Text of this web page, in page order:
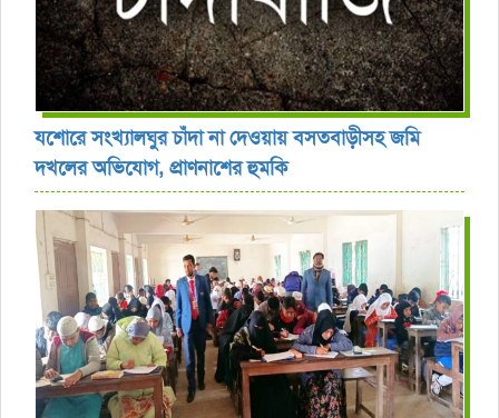
যশোরে সংখ্যালঘুর চাঁদা না দেওয়ায় বসতবাড়ীসহ জমি
দখলের অভিযোগ, প্রাণনাশের হুমকি